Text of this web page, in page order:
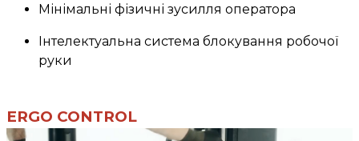
Мінімальні фізичні зусилля оператора
Інтелектуальна система блокування робочої
руки
ERGO CONTROL